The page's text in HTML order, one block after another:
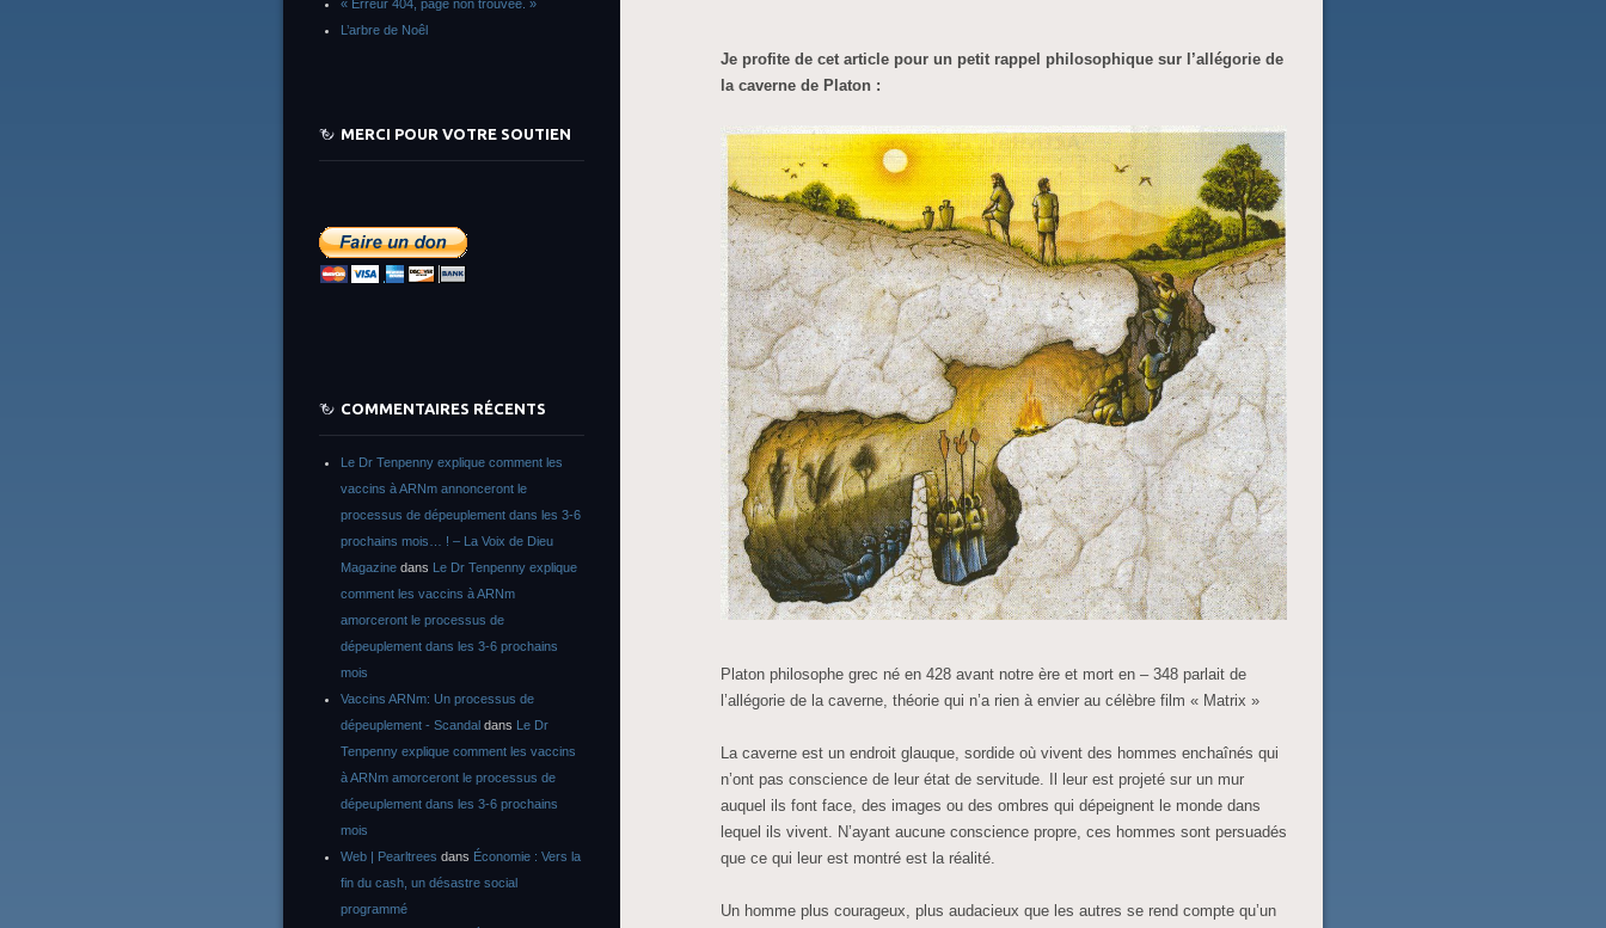
Je profite de cet article pour un petit rappel philosophique sur l’allégorie de
la caverne de Platon :
Platon philosophe grec né en 428 avant notre ère et mort en – 348 parlait de
l’allégorie de la caverne, théorie qui n’a rien à envier au célèbre film « Matrix »
La caverne est un endroit glauque, sordide où vivent des hommes enchaînés qui
n’ont pas conscience de leur état de servitude. Il leur est projeté sur un mur
auquel ils font face, des images ou des ombres qui dépeignent le monde dans
lequel ils vivent. N’ayant aucune conscience propre, ces hommes sont persuadés
que ce qui leur est montré est la réalité.
Un homme plus courageux, plus audacieux que les autres se rend compte qu’un
« Erreur 404, page non trouvée. »
L’arbre de Noêl
MERCI POUR VOTRE SOUTIEN
COMMENTAIRES RÉCENTS
Le Dr Tenpenny explique comment les
vaccins à ARNm annonceront le
processus de dépeuplement dans les 3-6
prochains mois… ! – La Voix de Dieu
Magazine dans Le Dr Tenpenny explique
comment les vaccins à ARNm
amorceront le processus de
dépeuplement dans les 3-6 prochains
mois
Vaccins ARNm: Un processus de
dépeuplement - Scandal dans Le Dr
Tenpenny explique comment les vaccins
à ARNm amorceront le processus de
dépeuplement dans les 3-6 prochains
mois
Web | Pearltrees dans Économie : Vers la
fin du cash, un désastre social
programmé